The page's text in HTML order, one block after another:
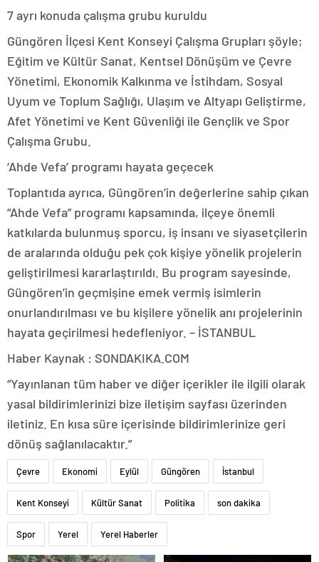
7 ayrı konuda çalışma grubu kuruldu
Güngören İlçesi Kent Konseyi Çalışma Grupları şöyle;
Eğitim ve Kültür Sanat, Kentsel Dönüşüm ve Çevre
Yönetimi, Ekonomik Kalkınma ve İstihdam, Sosyal
Uyum ve Toplum Sağlığı, Ulaşım ve Altyapı Geliştirme,
Afet Yönetimi ve Kent Güvenliği ile Gençlik ve Spor
Çalışma Grubu.
‘Ahde Vefa’ programı hayata geçecek
Toplantıda ayrıca, Güngören’in değerlerine sahip çıkan
“Ahde Vefa” programı kapsamında, ilçeye önemli
katkılarda bulunmuş sporcu, iş insanı ve siyasetçilerin
de aralarında olduğu pek çok kişiye yönelik projelerin
geliştirilmesi kararlaştırıldı. Bu program sayesinde,
Güngören’in geçmişine emek vermiş isimlerin
onurlandırılması ve bu kişilere yönelik anı projelerinin
hayata geçirilmesi hedefleniyor. – İSTANBUL
Haber Kaynak : SONDAKIKA.COM
“Yayınlanan tüm haber ve diğer içerikler ile ilgili olarak
yasal bildirimlerinizi bize iletişim sayfası üzerinden
iletiniz. En kısa süre içerisinde bildirimlerinize geri
dönüş sağlanılacaktır.”
Çevre Ekonomi Eylül Güngören İstanbul
Kent Konseyi Kültür Sanat Politika son dakika
Spor Yerel Yerel Haberler